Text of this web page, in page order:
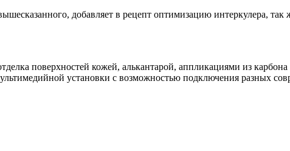
добавляет в рецепт оптимизацию интеркулера,
поверхностей кожей, алькантарой, аппликациями из
установки с возможностью подключения разных